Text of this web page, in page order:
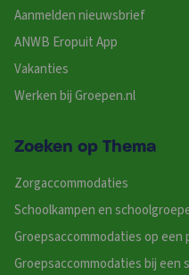
Aanmelden nieuwsbrief
ANWB Eropuit App
Vakanties
Werken bij Groepen.nl
Zoeken op Thema
Zorgaccommodaties
Schoolkampen en
Groepsaccommodaties op een
Groepsaccommodaties bij een